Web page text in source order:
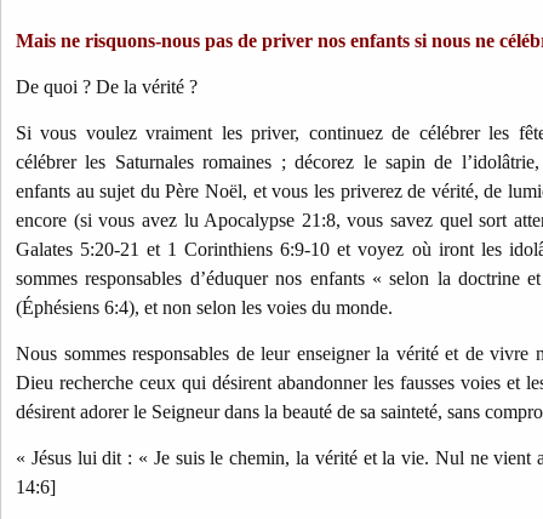
Mais ne risquons-nous pas de priver nos enfants si nous ne
De quoi ? De la vérité ?
Si vous voulez vraiment les priver, continuez de célébrer les
célébrer les Saturnales romaines ; décorez le sapin de
enfants au sujet du Père Noël, et vous les priverez de vérité, de
encore (si vous avez lu Apocalypse 21:8, vous savez quel sort
Galates 5:20-21 et 1 Corinthiens 6:9-10 et voyez où iront les
sommes responsables d’éduquer nos enfants « selon la doctrine
(Éphésiens 6:4), et non selon les voies du monde.
Nous sommes responsables de leur enseigner la vérité et de vivre
Dieu recherche ceux qui désirent abandonner les fausses voies et
désirent adorer le Seigneur dans la beauté de sa sainteté, sans
« Jésus lui dit : « Je suis le chemin, la vérité et la vie. Nul ne vient
14:6]